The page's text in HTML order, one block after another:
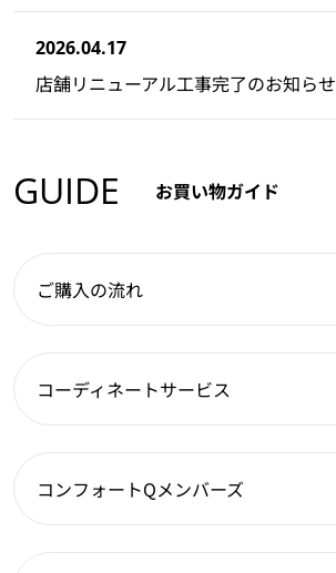
2026.04.17
店舗リニューアル工事完了のお知らせ
GUIDE お買い物ガイド
ご購入の流れ
コーディネートサービス
コンフォートQメンバーズ